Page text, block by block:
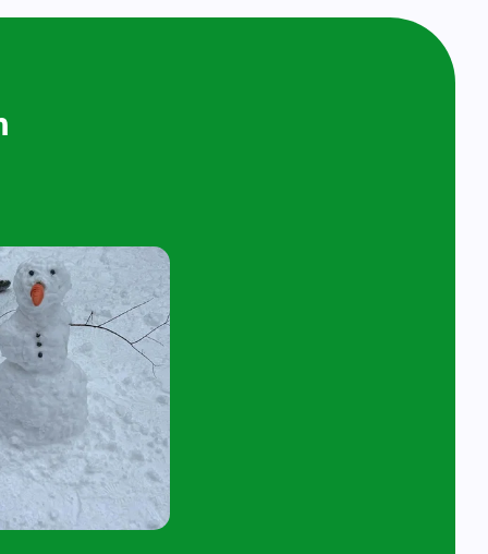
bij ons op
4 jaar en hun ouder/verzorger zijn van
kijk- en speelochtend op woensdag 10
tot 10:15 uur.
een e-mail aan